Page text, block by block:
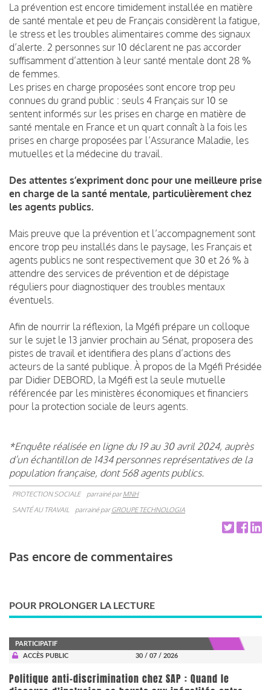
La prévention est encore timidement installée en matière
de santé mentale et peu de Français considèrent la fatigue,
le stress et les troubles alimentaires comme des signaux
d’alerte. 2 personnes sur 10 déclarent ne pas accorder
suffisamment d’attention à leur santé mentale dont 28 %
de femmes.
Les prises en charge proposées sont encore trop peu
connues du grand public : seuls 4 Français sur 10 se
sentent informés sur les prises en charge en matière de
santé mentale en France et un quart connaît à la fois les
prises en charge proposées par l’Assurance Maladie, les
mutuelles et la médecine du travail.
Des attentes s’expriment donc pour une meilleure prise
en charge de la santé mentale, particulièrement chez
les agents publics.
Mais preuve que la prévention et l’accompagnement sont
encore trop peu installés dans le paysage, les Français et
agents publics ne sont respectivement que 30 et 26 % à
attendre des services de prévention et de dépistage
réguliers pour diagnostiquer des troubles mentaux
éventuels.
Afin de nourrir la réflexion, la Mgéfi prépare un colloque
sur le sujet le 13 janvier prochain au Sénat, proposera des
pistes de travail et identifiera des plans d’actions des
acteurs de la santé publique. À propos de la Mgéfi Présidée
par Didier DEBORD, la Mgéfi est la seule mutuelle
référencée par les ministères économiques et financiers
pour la protection sociale de leurs agents.
*Enquête réalisée en ligne du 19 au 30 avril 2024, auprès
d’un échantillon de 1434 personnes représentatives de la
population française, dont 568 agents publics.
PROTECTION SOCIALE parrainé parMNH
SANTÉ AU TRAVAIL
parrainé parGROUPE TECHNOLOGIA
Pas encore de commentaires
POUR PROLONGER LA LECTURE
PARTICIPATIF
ACCÈS PUBLIC
30 / 07 / 2026
Politique anti-discrimination chez SAP : Quand le